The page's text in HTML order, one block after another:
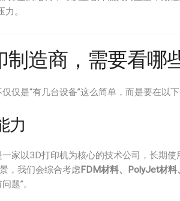
。
造商，需要看哪
仅仅是“有几台设备”这么简单，而是要在以
力
家以3D打印机为核心的技术公司，长期使
，我们会综合考虑FDM材料、PolyJet材料
题”。